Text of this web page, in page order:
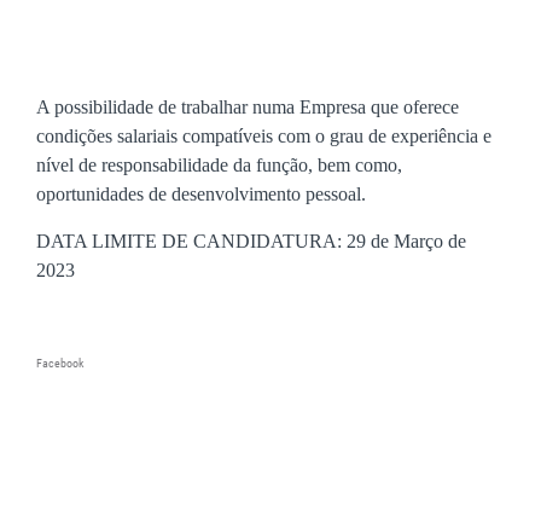
A possibilidade de trabalhar numa Empresa que oferece
condições salariais compatíveis com o grau de experiência e
nível de responsabilidade da função, bem como,
oportunidades de desenvolvimento pessoal.
DATA LIMITE DE CANDIDATURA: 29 de Março de
2023
Facebook